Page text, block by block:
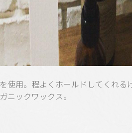
を使用。程よくホールドしてくれ
ガニックワックス。